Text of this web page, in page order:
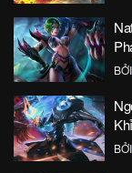
BỞI
BỞI